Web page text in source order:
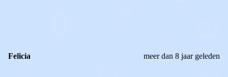
Felicia meer dan 8 jaar geleden